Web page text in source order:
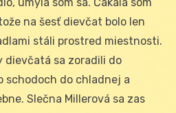
na šesť dievčat bolo len
stáli prostred miestnosti.
dievčatá sa zoradili do
schodoch do chladnej a
Slečna Millerová sa zas